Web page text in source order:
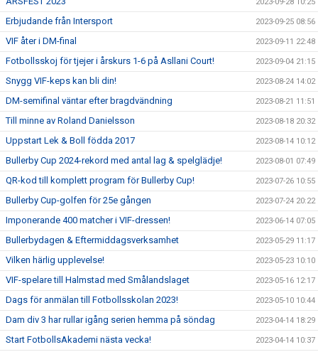
Erbjudande från Intersport 2023-09-25 08:56
VIF åter i DM-final 2023-09-11 22:48
Fotbollsskoj för tjejer i årskurs 1-6 på Asllani Court! 2023-09-04 21:15
Snygg VIF-keps kan bli din! 2023-08-24 14:02
DM-semifinal väntar efter bragdvändning 2023-08-21 11:51
Till minne av Roland Danielsson 2023-08-18 20:32
Uppstart Lek & Boll födda 2017 2023-08-14 10:12
Bullerby Cup 2024-rekord med antal lag & spelglädje! 2023-08-01 07:49
QR-kod till komplett program för Bullerby Cup! 2023-07-26 10:55
Bullerby Cup-golfen för 25e gången 2023-07-24 20:22
Imponerande 400 matcher i VIF-dressen! 2023-06-14 07:05
Bullerbydagen & Eftermiddagsverksamhet 2023-05-29 11:17
Vilken härlig upplevelse! 2023-05-23 10:10
VIF-spelare till Halmstad med Smålandslaget 2023-05-16 12:17
Dags för anmälan till Fotbollsskolan 2023! 2023-05-10 10:44
Dam div 3 har rullar igång serien hemma på söndag 2023-04-14 18:29
Start FotbollsAkademi nästa vecka! 2023-04-14 10:37